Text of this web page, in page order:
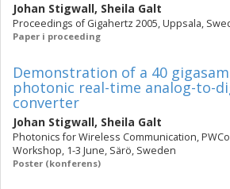
Johan Stigwall, Sheila Galt
Proceedings of Gigahertz 2005, Uppsala,
Paper i proceeding
Demonstration of a 40
photonic real-time analog-to-
converter
Johan Stigwall, Sheila Galt
Photonics for Wireless Communication,
Workshop, 1-3 June, Särö, Sweden
Poster (konferens)